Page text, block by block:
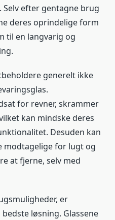
efter gentagne brug
deres oprindelige form
til en langvarig og
generelt ikke
for revner, skrammer
kan mindske deres
Desuden kan
modtagelige for lugt og
at fjerne, selv med
er
løsning. Glassene